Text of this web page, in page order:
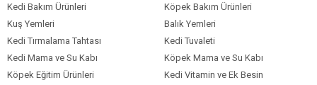
Kedi Bakım Ürünleri
Köpek Bakım Ürünleri
Kuş Yemleri
Balık Yemleri
Kedi Tırmalama Tahtası
Kedi Tuvaleti
Kedi Mama ve Su Kabı
Köpek Mama ve Su Kabı
Köpek Eğitim Ürünleri
Kedi Vitamin ve Ek Besin